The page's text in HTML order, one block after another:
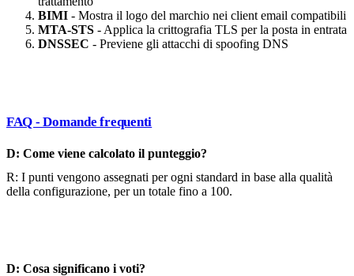
BIMI - Mostra il logo del marchio nei client email compatibili
MTA-STS - Applica la crittografia TLS per la posta in entrata
DNSSEC - Previene gli attacchi di spoofing DNS
FAQ - Domande frequenti
D: Come viene calcolato il punteggio?
R: I punti vengono assegnati per ogni standard in base alla qualità
della configurazione, per un totale fino a 100.
D: Cosa significano i voti?